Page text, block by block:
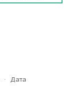
·
Дата